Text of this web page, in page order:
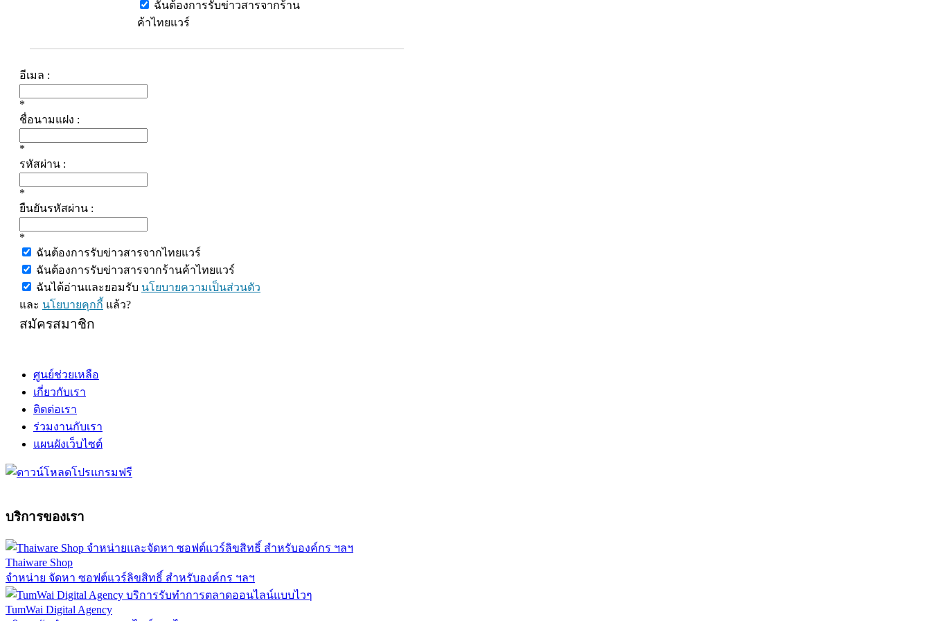
ฉันต้องการรับข่าวสารจากร้าน
ค้าไทยแวร์
อีเมล :
*
ชื่อนามแฝง :
*
รหัสผ่าน :
*
ยืนยันรหัสผ่าน :
*
ฉันต้องการรับข่าวสารจากไทยแวร์
ฉันต้องการรับข่าวสารจากร้านค้าไทยแวร์
ฉันได้อ่านและยอมรับ นโยบายความเป็นส่วนตัว
และ นโยบายคุกกี้ แล้ว?
สมัครสมาชิก
ศูนย์ช่วยเหลือ
เกี่ยวกับเรา
ติดต่อเรา
ร่วมงานกับเรา
แผนผังเว็บไซต์
บริการของเรา
Thaiware Shop
จำหน่าย จัดหา ซอฟต์แวร์ลิขสิทธิ์ สำหรับองค์กร ฯลฯ
TumWai Digital Agency